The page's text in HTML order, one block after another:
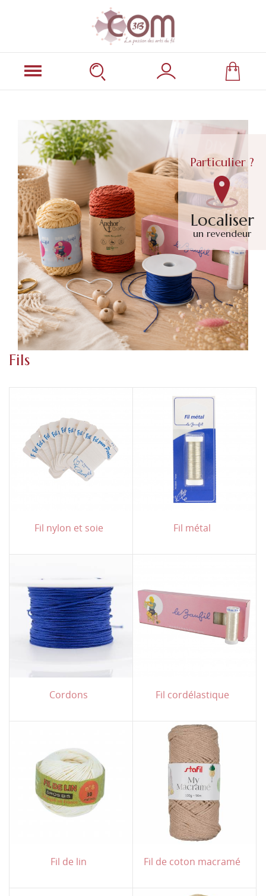
Particulier ?
Localiser
un revendeur
Fils
Fil nylon et soie Fil métal
Cordons Fil cordélastique
Fil de lin Fil de coton macramé